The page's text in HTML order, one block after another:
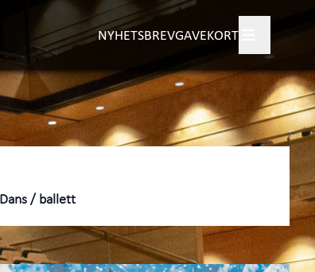
NYHETSBREVGAVEKORT
informasjon +
Dans / ballett